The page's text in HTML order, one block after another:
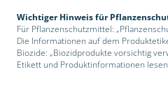
Wichtiger Hinweis für
Für Pflanzenschutzmittel:
Die Informationen auf dem
Biozide: „Biozidprodukte vorsichtig
Etikett und Produktinformationen